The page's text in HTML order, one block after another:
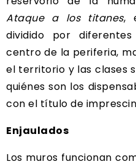
Ataque a los titanes,
dividido por
centro de la periferia,
el territorio y las clases
quiénes son los
con el título de
Enjaulados
Los muros funcionan